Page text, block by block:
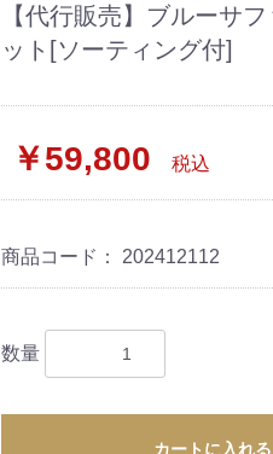
【代行販売】ブルーサ
ット[ソーティング付]
￥59,800 税込
商品コード： 202412112
数量
カートに入れる